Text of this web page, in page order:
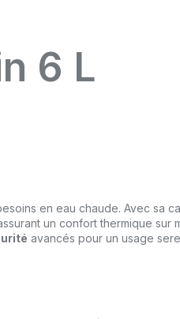
6 L
en eau chaude. Avec sa
un confort thermique sur
avancés pour un usage